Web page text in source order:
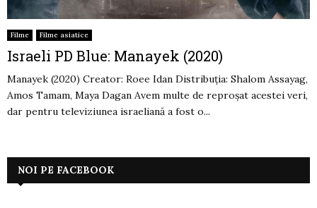
Filme Filme asiatice
Israeli PD Blue: Manayek (2020)
Manayek (2020) Creator: Roee Idan Distribuția: Shalom Assayag,
Amos Tamam, Maya Dagan Avem multe de reproșat acestei veri,
dar pentru televiziunea israeliană a fost o...
NOI PE FACEBOOK